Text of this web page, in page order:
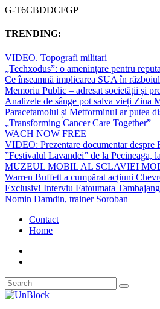
G-T6CBDDCFGP
TRENDING:
VIDEO. Topografi militari
„Techxodus”: o amenințare pentru
Ce înseamnă implicarea SUA în
Memoriu Public – adresat societății și
Analizele de sânge pot salva vieți Ziua
Paracetamolul și Metforminul ar putea
„Transforming Cancer Care Together”
WACH NOW FREE
VIDEO: Prezentare documentar despre
”Festivalul Lavandei” de la Pecineaga,
MUZEUL MOBIL AL SCLAVIEI
Warren Buffett a cumpărat acțiuni
Exclusiv! Interviu Fatoumata
Nomin Damdin, trainer Soroban
Contact
Home